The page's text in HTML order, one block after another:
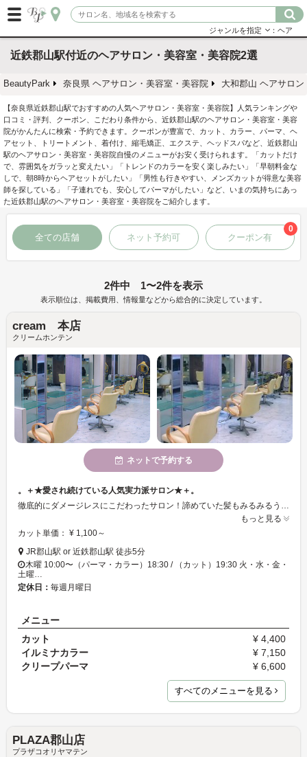
ジャンルを指定 ：ヘア
近鉄郡山駅付近のヘアサロン・美容室・美容院2選
BeautyPark 奈良県 ヘアサロン・美容室・美容院 大和郡山 ヘアサロ
【奈良県近鉄郡山駅でおすすめの人気ヘアサロン・美容室・美容院】人気ランキングや
口コミ・評判、クーポン、こだわり条件から、近鉄郡山駅のヘアサロン・美容室・美容
院がかんたんに検索・予約できます。クーポンが豊富で、カット、カラー、パーマ、ヘ
アセット、トリートメント、着付け、縮毛矯正、エクステ、ヘッドスパなど、近鉄郡山
駅のヘアサロン・美容室・美容院自慢のメニューがお安く受けられます。「カットだけ
で、雰囲気をガラッと変えたい」「トレンドのカラーを安く楽しみたい」「早朝料金な
しで、朝8時からヘアセットがしたい」「男性も行きやすい、メンズカットが得意な美容
師を探している」「子連れでも、安心してパーマがしたい」など、いまの気持ちにあっ
た近鉄郡山駅のヘアサロン・美容室・美容院をご紹介します。
全ての店舗 ネット予約可 クーポン有
0
2件中 1〜2件を表示
表示順位は、掲載費用、情報量などから総合的に決定しています。
cream 本店
クリームホンテン
ネットで予約する
。＋★愛され続けている人気実力派サロン★＋。
徹底的にダメージレスにこだわったサロン！諦めていた髪もみるみるうちにキレイに！JR郡山駅or近鉄郡山駅から徒歩5分とそのままショッピングなども楽しめちゃう♪21時まで営業してるのもGood！1人1人に合わせたヘアデザイン、メニュー等を提案させて頂いてます。ヘアでのお悩みがありましたら是非一度ご相談下さい♪
もっと見る
カット単価： ¥ 1,100～
JR郡山駅 or 近鉄郡山駅 徒歩5分
木曜 10:00〜（パーマ・カラー）18:30 / （カット）19:30 火・水・金・
土曜…
定休日： 毎週月曜日
メニュー
カット
¥ 4,400
イルミナカラー
¥ 7,150
クリープパーマ
¥ 6,600
すべてのメニューを見る
PLAZA郡山店
プラザコオリヤマテン